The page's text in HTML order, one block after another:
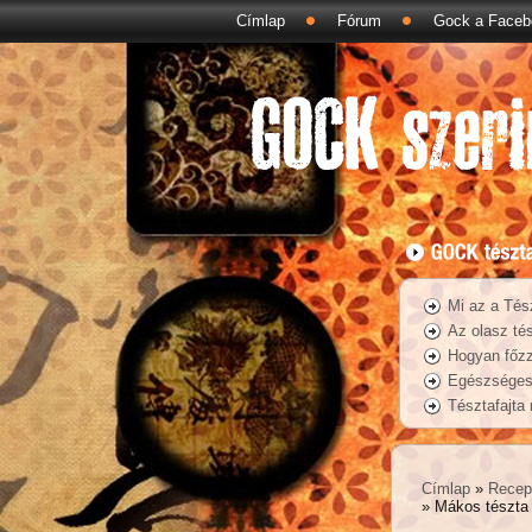
Címlap Fórum Gock a
Mi az a
Az olasz
Hogyan
Tésztafajta
Címlap »
» Mákos